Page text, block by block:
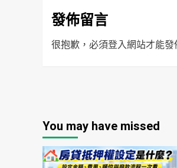
發佈留言
很抱歉，必須登入網站才能發
You may have missed